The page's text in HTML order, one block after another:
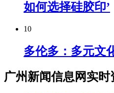
如何选择硅胶印’
10
多伦多：多元文
广州新闻信息网实时